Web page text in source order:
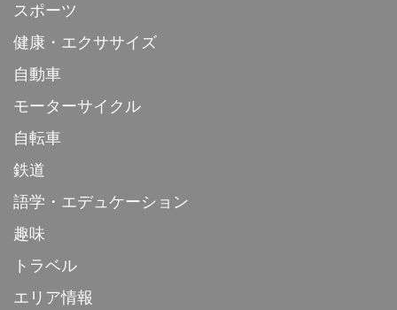
スポーツ
健康・エクササイズ
自動車
モーターサイクル
自転車
鉄道
語学・エデュケーション
趣味
トラベル
エリア情報